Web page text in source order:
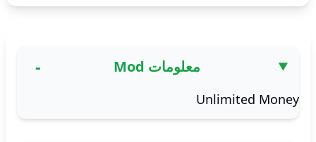
معلومات Mod
Unlimited Money